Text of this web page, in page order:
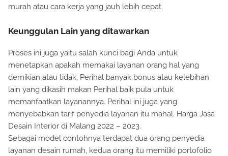
murah atau cara kerja yang jauh lebih cepat.
Keunggulan Lain yang ditawarkan
Proses ini juga yaitu salah kunci bagi Anda untuk
menetapkan apakah memakai layanan orang hal yang
demikian atau tidak, Perihal banyak bonus atau kelebihan
lain yang dikasih makan Perihal baik pula untuk
memanfaatkan layanannya. Perihal ini juga yang
menyebabkan tarif penyedia layanan itu mahal. Harga Jasa
Desain Interior di Malang 2022 – 2023.
Sebagai model contohnya terdapat dua orang penyedia
layanan desain rumah, kedua orang itu memiliki portofolio